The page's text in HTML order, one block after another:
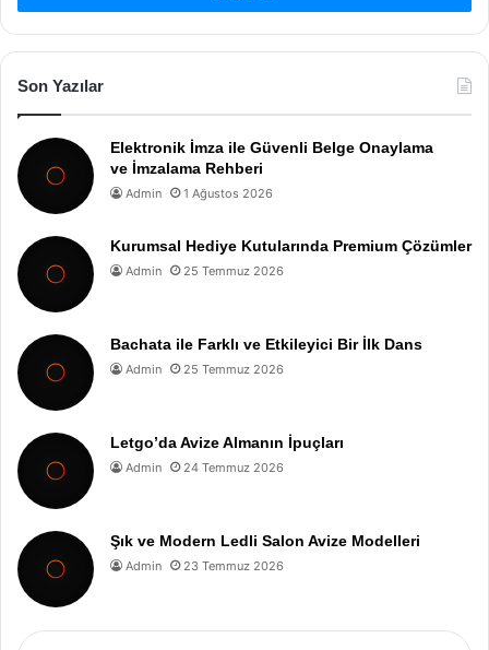
Son Yazılar
Elektronik İmza ile Güvenli Belge Onaylama
ve İmzalama Rehberi
Admin 1 Ağustos 2026
Kurumsal Hediye Kutularında Premium Çözümler
Admin 25 Temmuz 2026
Bachata ile Farklı ve Etkileyici Bir İlk Dans
Admin 25 Temmuz 2026
Letgo’da Avize Almanın İpuçları
Admin 24 Temmuz 2026
Şık ve Modern Ledli Salon Avize Modelleri
Admin 23 Temmuz 2026